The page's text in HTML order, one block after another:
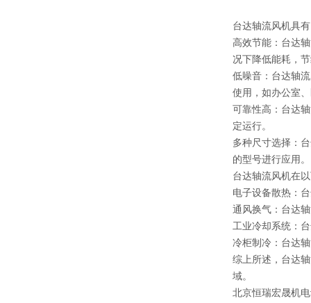
台达轴流风机具
高效节能：台达
况下降低能耗，
低噪音：台达轴
使用，如办公室
可靠性高：台达
定运行。
多种尺寸选择：
的型号进行应用。
台达轴流风机在
电子设备散热：
通风换气：台达
工业冷却系统：
冷柜制冷：台达
综上所述，台达
域。
北京恒瑞宏晟机